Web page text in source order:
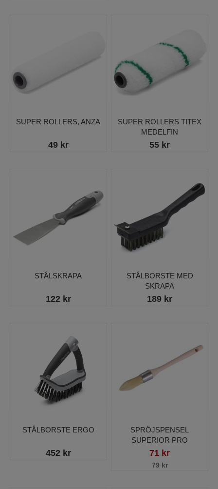
SUPER ROLLERS, ANZA
49 kr
SUPER ROLLERS TITEX
MEDELFIN
55 kr
STÅLSKRAPA
122 kr
STÅLBORSTE MED
SKRAPA
189 kr
STÅLBORSTE ERGO
452 kr
SPRÖJSPENSEL
SUPERIOR PRO
71 kr
79 kr